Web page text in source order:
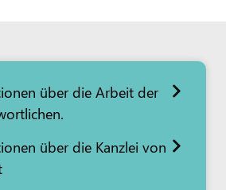
über die Arbeit der
über die Kanzlei von